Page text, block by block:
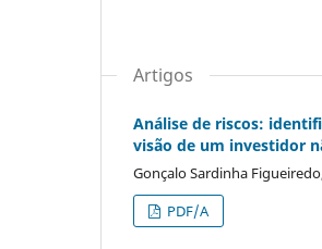
Artigos
Análise de riscos:
visão de um investidor
Gonçalo Sardinha
PDF/A